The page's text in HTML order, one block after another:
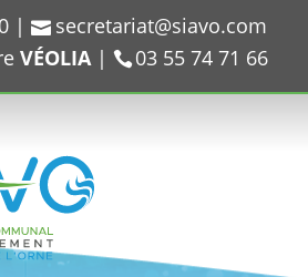
|
secretariat@siavo.com
VÉOLIA | 03 55 74 71 66